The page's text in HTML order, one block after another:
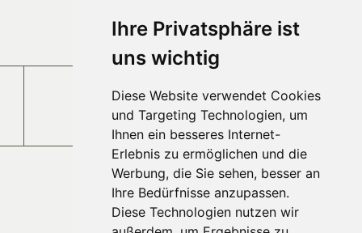
Ihre Privatsphäre ist
uns wichtig
Diese Website verwendet Cookies
und Targeting Technologien, um
Ihnen ein besseres Internet-
Erlebnis zu ermöglichen und die
Werbung, die Sie sehen, besser an
Ihre Bedürfnisse anzupassen.
Diese Technologien nutzen wir
Anfahrt
Jobs und Karriere